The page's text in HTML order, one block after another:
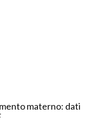
materno: dati